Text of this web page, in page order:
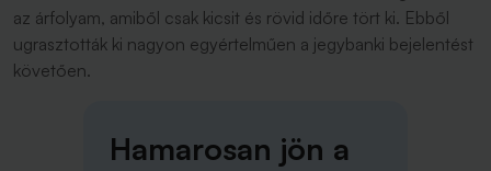
az árfolyam, amiből csak kicsit és rövid időre tört ki. Ebből
ugrasztották ki nagyon egyértelműen a jegybanki bejelentést
követően.
Hamarosan jön a